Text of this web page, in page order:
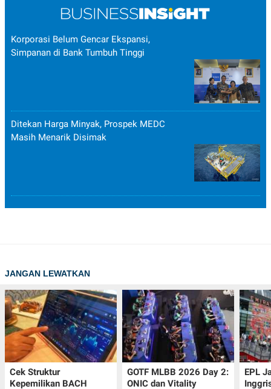
Korporasi Belum Gencar Ekspansi,
Simpanan di Bank Tumbuh Tinggi
Ditekan Harga Minyak, Prospek MEDC
Masih Menarik Disimak
JANGAN LEWATKAN
Cek Struktur
Kepemilikan BACH
GOTF MLBB 2026 Day 2:
ONIC dan Vitality
EPL